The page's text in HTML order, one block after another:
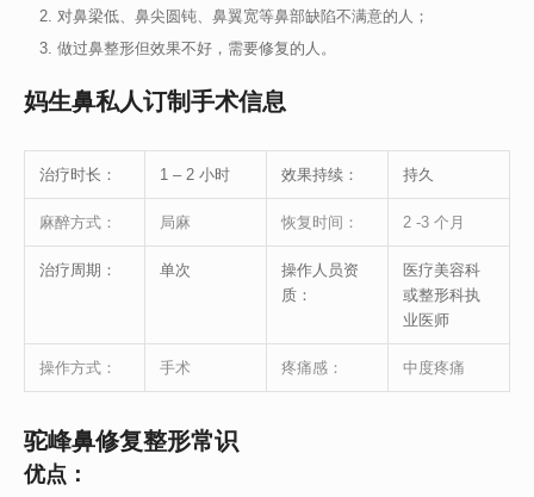
对鼻梁低、鼻尖圆钝、鼻翼宽等鼻部缺陷不满意的人；
做过鼻整形但效果不好，需要修复的人。
妈生鼻私人订制手术信息
治疗时长： 1 – 2 小时 效果持续： 持久
麻醉方式： 局麻 恢复时间： 2 -3 个月
治疗周期： 单次
操作人员资
质：
医疗美容科
或整形科执
业医师
操作方式： 手术 疼痛感： 中度疼痛
驼峰鼻修复整形常识
优点：